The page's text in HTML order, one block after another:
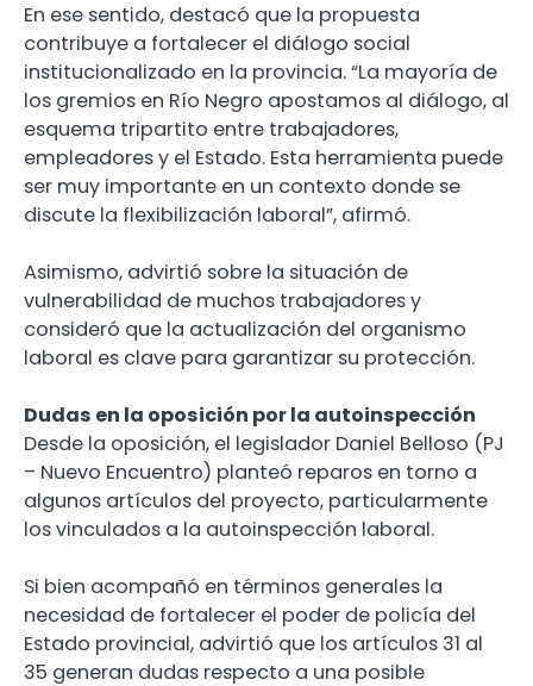
En ese sentido, destacó que la propuesta
contribuye a fortalecer el diálogo social
institucionalizado en la provincia. “La mayoría de
los gremios en Río Negro apostamos al diálogo, al
esquema tripartito entre trabajadores,
empleadores y el Estado. Esta herramienta puede
ser muy importante en un contexto donde se
discute la flexibilización laboral”, afirmó.
Asimismo, advirtió sobre la situación de
vulnerabilidad de muchos trabajadores y
consideró que la actualización del organismo
laboral es clave para garantizar su protección.
Dudas en la oposición por la autoinspección
Desde la oposición, el legislador Daniel Belloso (PJ
– Nuevo Encuentro) planteó reparos en torno a
algunos artículos del proyecto, particularmente
los vinculados a la autoinspección laboral.
Si bien acompañó en términos generales la
necesidad de fortalecer el poder de policía del
Estado provincial, advirtió que los artículos 31 al
35 generan dudas respecto a una posible